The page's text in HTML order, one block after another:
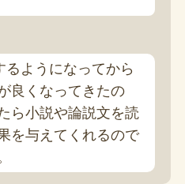
るようになってから
良くなってきたの
ら小説や論説文を読
を与えてくれるので